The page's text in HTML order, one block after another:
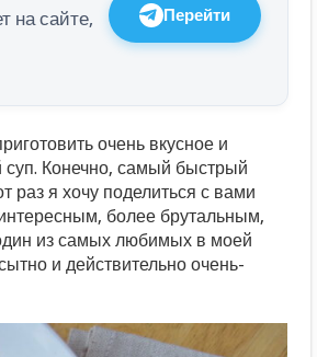
на сайте,
Перейти
очень вкусное и
Конечно, самый быстрый
раз я хочу поделиться с вами
более брутальным,
из самых любимых в моей
и действительно очень-